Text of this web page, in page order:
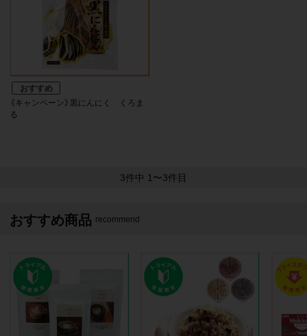
《キャンペーン》黒にんにく くろま
る
3件中 1〜3件目
おすすめ商品 recommend